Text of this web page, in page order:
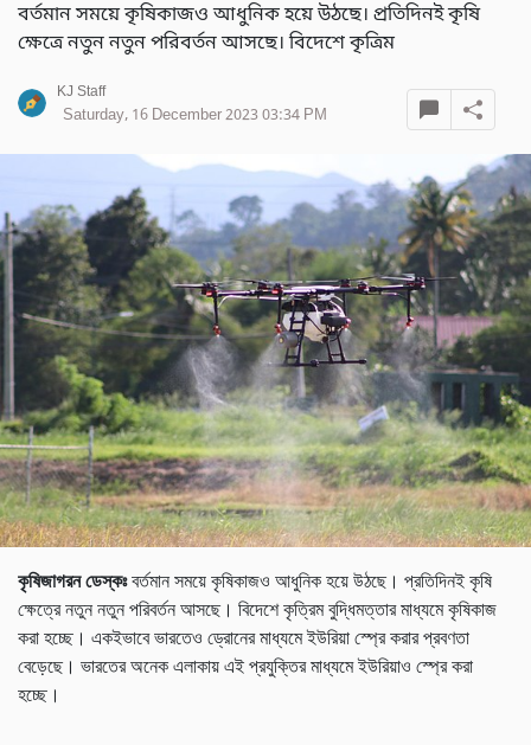
বর্তমান সময়ে কৃষিকাজও আধুনিক হয়ে উঠছে। প্রতিদিনই কৃষি
ক্ষেত্রে নতুন নতুন পরিবর্তন আসছে। বিদেশে কৃত্রিম
KJ Staff
Saturday, 16 December 2023 03:34 PM
কৃষিজাগরন ডেস্কঃবর্তমান সময়ে কৃষিকাজও আধুনিক হয়ে উঠছে। প্রতিদিনই কৃষি
ক্ষেত্রে নতুন নতুন পরিবর্তন আসছে। বিদেশে কৃত্রিম বুদ্ধিমত্তার মাধ্যমে কৃষিকাজ
করা হচ্ছে। একইভাবে ভারতেও ড্রোনের মাধ্যমে ইউরিয়া স্প্রে করার প্রবণতা
বেড়েছে। ভারতের অনেক এলাকায় এই প্রযুক্তির মাধ্যমে ইউরিয়াও স্প্রে করা
হচ্ছে।